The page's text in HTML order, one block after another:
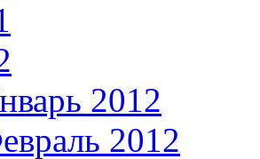
2012
2012